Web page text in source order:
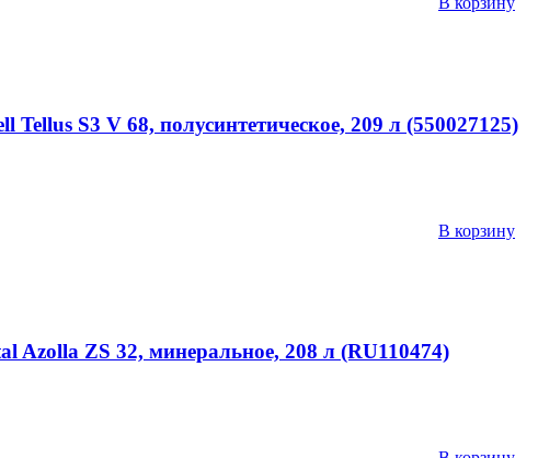
Tellus S3 V 68, полусинтетическое, 209 л (550027125)
В корзину
Azolla ZS 32, минеральное, 208 л (RU110474)